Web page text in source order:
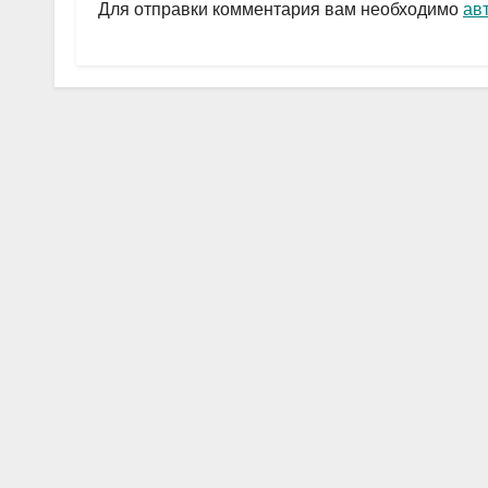
p
ть
Для отправки комментария вам необходимо